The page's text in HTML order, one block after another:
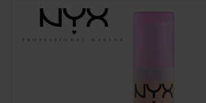
POMIŃ SEKCJĘ